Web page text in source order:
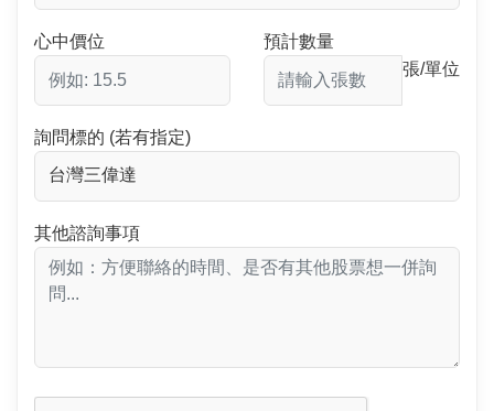
心中價位
預計數量
張/單位
詢問標的 (若有指定)
其他諮詢事項